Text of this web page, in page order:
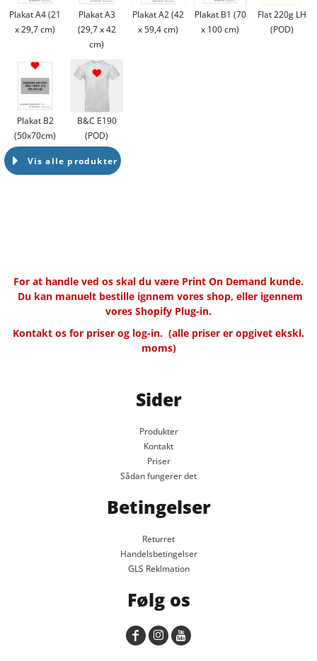
Plakat A4 (21
x 29,7 cm)
Plakat A3
(29,7 x 42
cm)
Plakat A2 (42
x 59,4 cm)
Plakat B1 (70
x 100 cm)
Flat 220g LH
(POD)
Plakat B2
(50x70cm)
B&C E190
(POD)
Vis alle produkter
For at handle ved os skal du være Print On Demand kunde.
Du kan manuelt bestille ignnem vores shop, eller igennem
vores Shopify Plug-in.
Kontakt os for priser og log-in. (alle priser er opgivet ekskl.
moms)
Sider
Produkter
Kontakt
Priser
Sådan fungerer det
Betingelser
Returret
Handelsbetingelser
GLS Reklmation
Følg os